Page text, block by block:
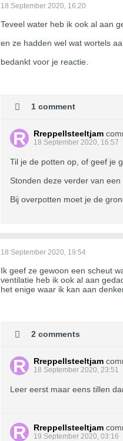
18 September 2020, 16:20
Teveel water heb ik ook al aan
en ze hadden wel wat wortels
bedankt voor je reactie.
1 comment
Rreppellsteeltjam
18 September 2020, 16:57
Til je de potten op, of geef je
Stonden deze verder van
Bij overpotten moet je de
18 September 2020, 19:54
Ik geef ze gewoon een scheut
ventilatie heb ik ook al aan
het enige waar ik kan aan
2 comments
Rreppellsteeltjam
18 September 2020, 23:51
Leer eerst maar eens tillen
Rreppellsteeltjam
19 September 2020, 03:16